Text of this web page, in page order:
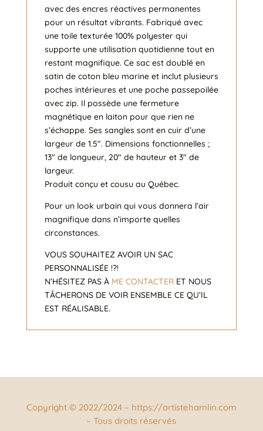
avec des encres réactives permanentes
pour un résultat vibrants. Fabriqué avec
une toile texturée 100% polyester qui
supporte une utilisation quotidienne tout en
restant magnifique. Ce sac est doublé en
satin de coton bleu marine et inclut plusieurs
poches intérieures et une poche passepoilée
avec zip. Il possède une fermeture
magnétique en laiton pour que rien ne
s’échappe. Ses sangles sont en cuir d’une
largeur de 1.5". Dimensions fonctionnelles ;
13" de longueur, 20" de hauteur et 3" de
largeur.
Produit conçu et cousu au Québec.
Pour un look urbain qui vous donnera l’air
magnifique dans n’importe quelles
circonstances.
VOUS SOUHAITEZ AVOIR UN SAC
PERSONNALISÉE !?!
N’HÉSITEZ PAS À ME CONTACTERET NOUS
TÂCHERONS DE VOIR ENSEMBLE CE QU’IL
EST RÉALISABLE.
Copyright © 2022/2024 – https://artistehamlin.com
– Tous droits réservés